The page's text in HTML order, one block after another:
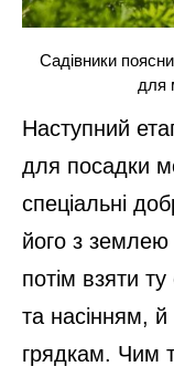
Садівники
для
Наступний
для посадки
спеціальні
його з
потім взяти
та насінням,
грядкам. Чим